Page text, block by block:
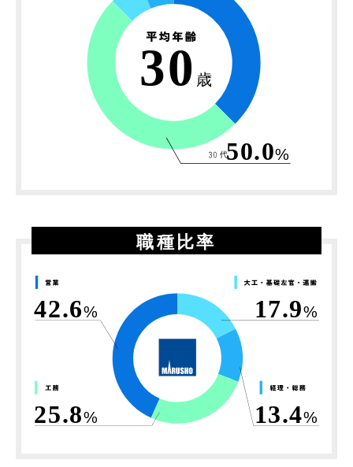
50.0%
30 歳
職種比率
42.6%
25.8% 13.4%
17.9%